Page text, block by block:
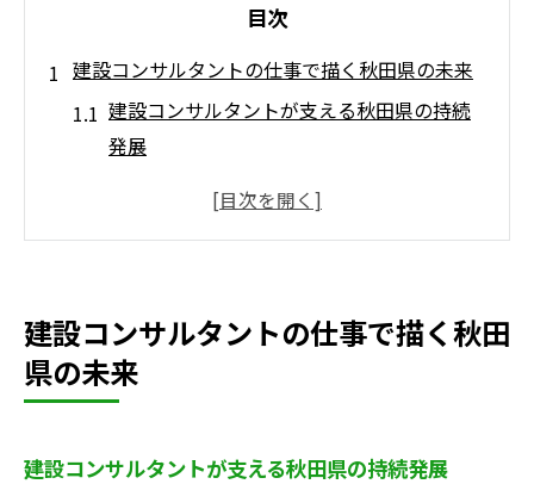
目次
建設コンサルタントの仕事で描く秋田県の未来
建設コンサルタントが支える秋田県の持続
発展
地域課題に貢献する建設コンサルタントの
建設コンサルタントがもたらす安心な暮ら
し
建設コンサルタントの仕事で描く秋田
県の未来
建設コンサルタントが支える秋田県の持続発展